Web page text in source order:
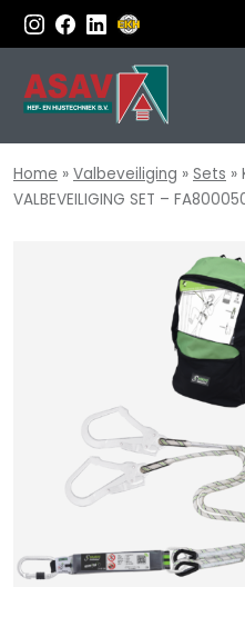
Home » Valbeveiliging » Sets »
VALBEVEILIGING SET –